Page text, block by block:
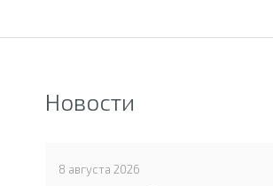
Новости
8 августа 2026